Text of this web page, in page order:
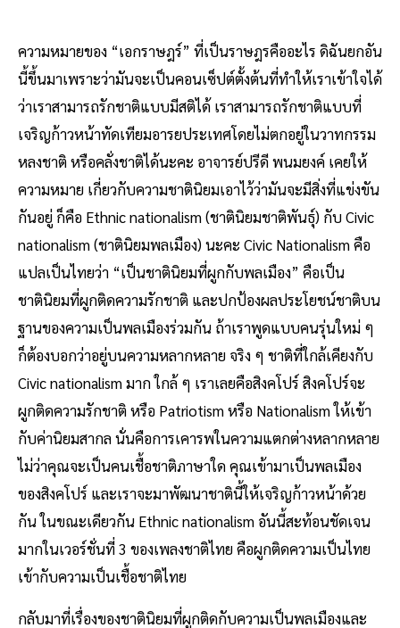
ความหมายของ “เอกราษฎร์” ที่เป็นราษฎรคืออะไร ดิฉันยกอัน
นี้ขึ้นมาเพราะว่ามันจะเป็นคอนเซ็ปต์ตั้งต้นที่ทําให้เราเข้าใจได้
ว่าเราสามารถรักชาติแบบมีสติได้ เราสามารถรักชาติแบบที่
เจริญก้าวหน้าทัดเทียมอารยประเทศโดยไม่ตกอยู่ในวาทกรรม
หลงชาติ หรือคลั่งชาติได้นะคะ อาจารย์ปรีดี พนมยงค์ เคยให้
ความหมาย เกี่ยวกับความชาตินิยมเอาไว้ว่ามันจะมีสิ่งที่แข่งขัน
กันอยู่ ก็คือ Ethnic nationalism (ชาตินิยมชาติพันธุ์) กับ Civic
nationalism (ชาตินิยมพลเมือง) นะคะ Civic Nationalism คือ
แปลเป็นไทยว่า “เป็นชาตินิยมที่ผูกกับพลเมือง” คือเป็น
ชาตินิยมที่ผูกติดความรักชาติ และปกป้องผลประโยชน์ชาติบน
ฐานของความเป็นพลเมืองร่วมกัน ถ้าเราพูดแบบคนรุ่นใหม่ ๆ
ก็ต้องบอกว่าอยู่บนความหลากหลาย จริง ๆ ชาติที่ใกล้เคียงกับ
Civic nationalism มาก ใกล้ ๆ เราเลยคือสิงคโปร์ สิงคโปร์จะ
ผูกติดความรักชาติ หรือ Patriotism หรือ Nationalism ให้เข้า
กับค่านิยมสากล นั่นคือการเคารพในความแตกต่างหลากหลาย
ไม่ว่าคุณจะเป็นคนเชื้อชาติภาษาใด คุณเข้ามาเป็นพลเมือง
ของสิงคโปร์ และเราจะมาพัฒนาชาตินี้ให้เจริญก้าวหน้าด้วย
กัน ในขณะเดียวกัน Ethnic nationalism อันนี้สะท้อนชัดเจน
มากในเวอร์ชั่นที่ 3 ของเพลงชาติไทย คือผูกติดความเป็นไทย
เข้ากับความเป็นเชื้อชาติไทย
กลับมาที่เรื่องของชาตินิยมที่ผูกติดกับความเป็นพลเมืองและ